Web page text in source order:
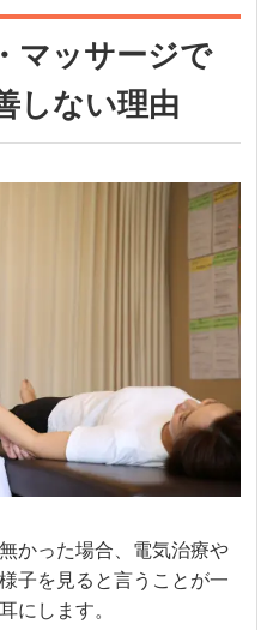
マッサージで
しない理由
かった場合、電気治療や
子を見ると言うことが一
にします。